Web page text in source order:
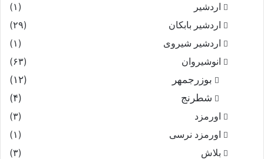
اردشیر
(۱)
اردشیر بابکان
(۲۹)
اردشیر شیروی
(۱)
انوشیروان
(۶۳)
بوزرجمهر
(۱۲)
شطرنج
(۴)
اورمزد
(۳)
اورمزد نرسى‏
(۱)
بلاش
(۳)